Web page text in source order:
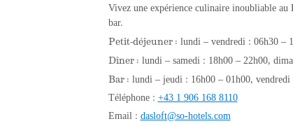
Vivez une expérience culinaire inoubliable
bar.
Petit-déjeuner : lundi – vendredi : 06h30 –
Dîner : lundi – samedi : 18h00 – 22h00,
Bar : lundi – jeudi : 16h00 – 01h00,
Téléphone : +43 1 906 168 8110
Email : dasloft@so-hotels.com